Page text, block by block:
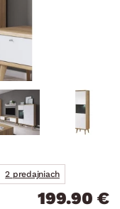
2 predajniach
199.90 €